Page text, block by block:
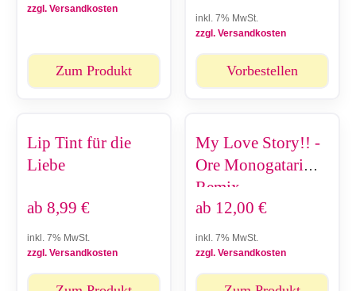
zzgl. Versandkosten
Zum Produkt
inkl. 7% MwSt.
zzgl. Versandkosten
Vorbestellen
Lip Tint für die
Liebe
ab 8,99 €
inkl. 7% MwSt.
zzgl. Versandkosten
My Love Story!! -
Ore Monogatari
Remix
ab 12,00 €
inkl. 7% MwSt.
zzgl. Versandkosten